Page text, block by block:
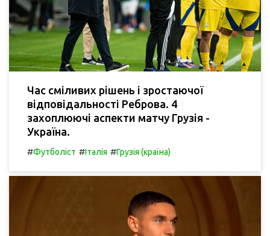
Час сміливих рішень і зростаючої
відповідальності Реброва. 4
захоплюючі аспекти матчу Грузія -
Україна.
#Футболіст #Італія #Грузія (країна)